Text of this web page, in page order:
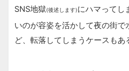
SNS地獄(後述します)にハマってし
いのが容姿を活かして夜の街で
ど、転落してしまうケースもあ